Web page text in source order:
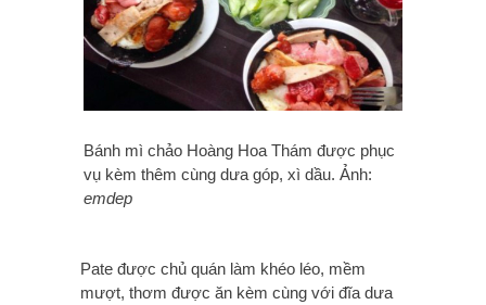
Bánh mì chảo Hoàng Hoa Thám được phục
vụ kèm thêm cùng dưa góp, xì dầu. Ảnh:
emdep
Pate được chủ quán làm khéo léo, mềm
mượt, thơm được ăn kèm cùng với đĩa dưa